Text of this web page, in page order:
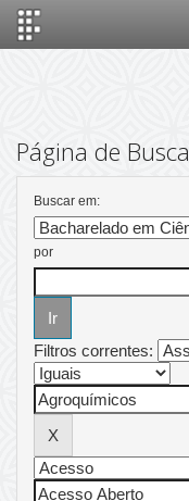
Página de Busca
Buscar em:
por
Filtros correntes: